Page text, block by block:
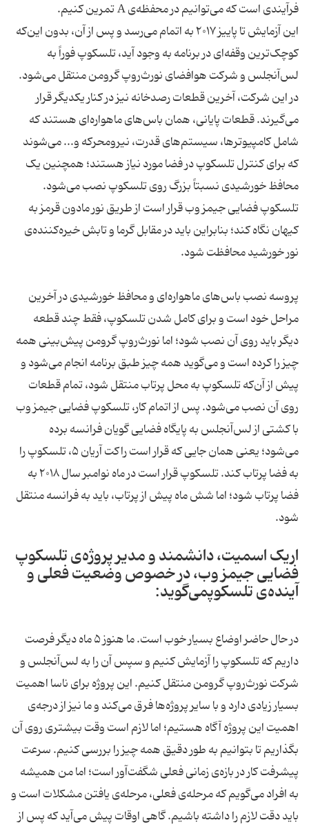
فرآیندی است که می‌توانیم در محفظه‌ی A تمرین کنیم.
این آزمایش تا پاییز ۲۰۱۷ به اتمام می‌رسد و پس از آن، بدون این‌که
کوچک‌ترین وقفه‌ای در برنامه به وجود آید، تلسکوپ فوراً به
لس‌آنجلس و شرکت هوافضای نورث‌روپ گرومن منتقل می‌شود.
در این شرکت، آخرین قطعات رصدخانه نیز در کنار یکدیگر قرار
می‌گیرند. قطعات پایانی، همان باس‌های ماهواره‌ای هستند که
شامل کامپیوترها، سیستم‌های قدرت، نیرومحرکه و... می‌شوند
که برای کنترل تلسکوپ در فضا مورد نیاز هستند؛ همچنین یک
محافظ خورشیدی نسبتاً بزرگ روی تلسکوپ نصب می‌شود.
تلسکوپ فضایی جیمز وب قرار است از طریق نور مادون قرمز به
کیهان نگاه کند؛ بنابراین باید در مقابل گرما و تابش خیره‌‌کننده‌ی
نور خورشید محافظت شود.
پروسه نصب باس‌های ماهواره‌ای و محافظ خورشیدی در آخرین
مراحل خود است و برای کامل شدن تلسکوپ، فقط چند قطعه
دیگر باید روی آن نصب شود؛ اما نورث‌روپ گرومن پیش‌بینی همه
چیز را کرده است و می‌گوید همه چیز طبق برنامه انجام می‌شود و
پیش از آن‌که تلسکوپ به محل پرتاب منتقل شود، تمام قطعات
روی آن نصب می‌شود. پس از اتمام کار، تلسکوپ فضایی جیمز وب
با کشتی از لس‌آنجلس به پایگاه فضایی گویان فرانسه برده
می‌شود؛ یعنی همان جایی که قرار است راکت آریان ۵، تلسکوپ را
به فضا پرتاب کند. تلسکوپ قرار است در ماه نوامبر سال ۲۰۱۸ به
فضا پرتاب شود؛ اما شش ماه پیش از پرتاب، باید به فرانسه منتقل
شود.
اریک اسمیت، دانشمند و مدیر پروژه‌ی تلسکوپ
فضایی جیمز وب، در خصوص وضعیت فعلی و
آینده‌ی تلسکوپمی‌گوید:
در حال حاضر اوضاع بسیار خوب است. ما هنوز ۵ ماه دیگر فرصت
داریم که تلسکوپ را آزمایش کنیم و سپس آن را به لس‌آنجلس و
شرکت نورث‌روپ گرومن منتقل کنیم. این پروژه برای ناسا اهمیت
بسیار زیادی دارد و با سایر پروژه‌ها فرق می‌کند و ما نیز از درجه‌ی
اهمیت این پروژه آگاه هستیم؛ اما لازم است وقت بیشتری روی آن
بگذاریم تا بتوانیم به طور دقیق همه چیز را بررسی کنیم. سرعت
پیشرفت کار در بازه‌ی زمانی فعلی شگفت‌آور است؛ اما من همیشه
به افراد می‌گویم که مرحله‌ی فعلی، مرحله‌ی یافتن مشکلات است و
باید دقت لازم را داشته باشیم. گاهی اوقات پیش می‌آید که پس از